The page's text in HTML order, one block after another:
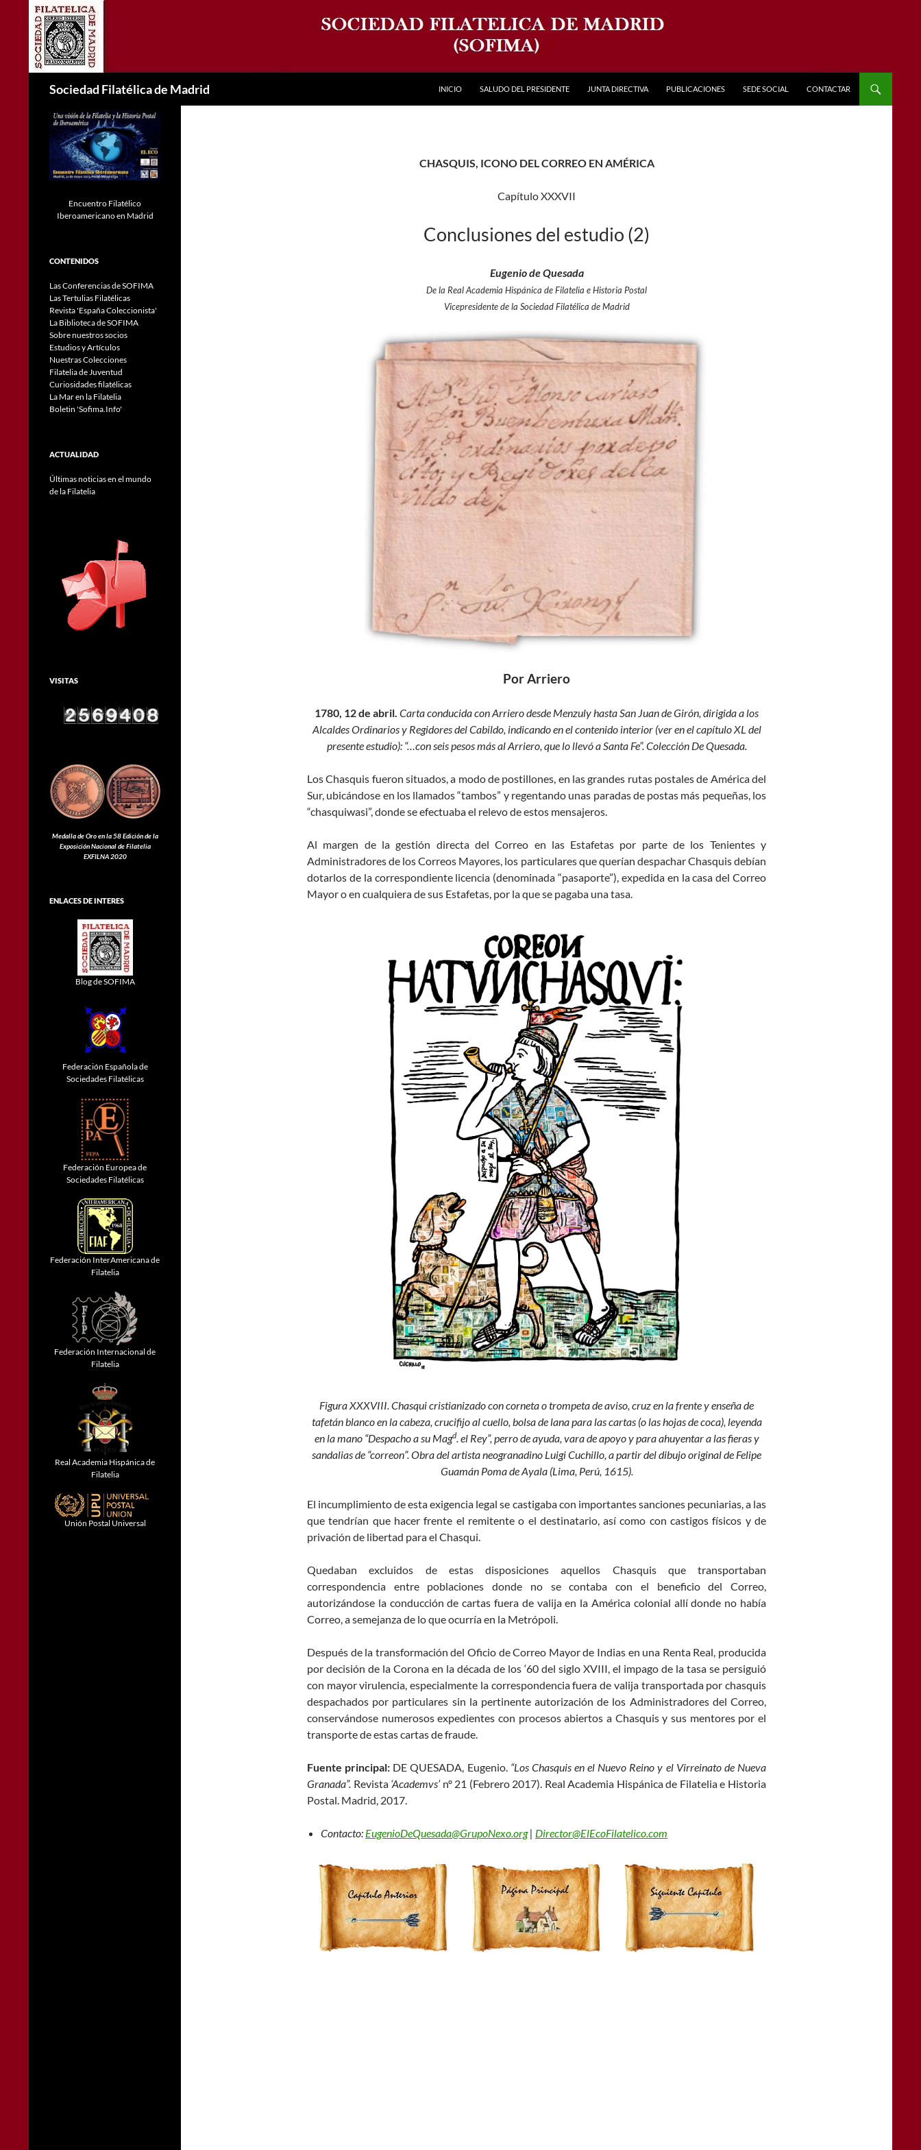
contenido
Sociedad Filatélica de Madrid INICIO SALUDO DEL PRESIDENTE JUNTA DIRECTIVA PUBLICACIONES SEDE SOCIAL CONTACTAR
CHASQUIS, ICONO DEL CORREO EN AMÉRICA
Capítulo XXXVII
Conclusiones del estudio (2)
Eugenio de Quesada
De la Real Academia Hispánica de Filatelia e Historia Postal
Vicepresidente de la Sociedad Filatélica de Madrid
Por Arriero
1780, 12 de abril. Carta conducida con Arriero desde Menzuly hasta San Juan de Girón, dirigida a los
Alcaldes Ordinarios y Regidores del Cabildo, indicando en el contenido interior (ver en el capítulo XL del
presente estudio): “…con seis pesos más al Arriero, que lo llevó a Santa Fe”. Colección De Quesada.
Los Chasquis fueron situados, a modo de postillones, en las grandes rutas postales de América del
Sur, ubicándose en los llamados “tambos” y regentando unas paradas de postas más pequeñas, los
“chasquiwasi”, donde se efectuaba el relevo de estos mensajeros.
Al margen de la gestión directa del Correo en las Estafetas por parte de los Tenientes y
Administradores de los Correos Mayores, los particulares que querían despachar Chasquis debían
dotarlos de la correspondiente licencia (denominada “pasaporte”), expedida en la casa del Correo
Mayor o en cualquiera de sus Estafetas, por la que se pagaba una tasa.
Figura XXXVIII. Chasqui cristianizado con corneta o trompeta de aviso, cruz en la frente y enseña de
tafetán blanco en la cabeza, crucifijo al cuello, bolsa de lana para las cartas (o las hojas de coca), leyenda
en la mano “Despacho a su Magd. el Rey”, perro de ayuda, vara de apoyo y para ahuyentar a las fieras y
sandalias de “correon”. Obra del artista neogranadino Luigi Cuchillo, a partir del dibujo original de Felipe
Guamán Poma de Ayala (Lima, Perú, 1615).
El incumplimiento de esta exigencia legal se castigaba con importantes sanciones pecuniarias, a las
que tendrían que hacer frente el remitente o el destinatario, así como con castigos físicos y de
privación de libertad para el Chasqui.
Quedaban excluidos de estas disposiciones aquellos Chasquis que transportaban
correspondencia entre poblaciones donde no se contaba con el beneficio del Correo,
autorizándose la conducción de cartas fuera de valija en la América colonial allí donde no había
Correo, a semejanza de lo que ocurría en la Metrópoli.
Después de la transformación del Oficio de Correo Mayor de Indias en una Renta Real, producida
por decisión de la Corona en la década de los ‘60 del siglo XVIII, el impago de la tasa se persiguió
con mayor virulencia, especialmente la correspondencia fuera de valija transportada por chasquis
despachados por particulares sin la pertinente autorización de los Administradores del Correo,
conservándose numerosos expedientes con procesos abiertos a Chasquis y sus mentores por el
transporte de estas cartas de fraude.
Fuente principal: DE QUESADA, Eugenio. “Los Chasquis en el Nuevo Reino y el Virreinato de Nueva
Granada”. Revista ‘Academvs’nº 21 (Febrero 2017). Real Academia Hispánica de Filatelia e Historia
Postal. Madrid, 2017.
Contacto: EugenioDeQuesada@GrupoNexo.org| Director@ElEcoFilatelico.com
Encuentro Filatélico
Iberoamericano en Madrid
CONTENIDOS
Las Conferencias de SOFIMA
Las Tertulias Filatélicas
Revista 'España Coleccionista'
La Biblioteca de SOFIMA
Sobre nuestros socios
Estudios y Artículos
Nuestras Colecciones
Filatelia de Juventud
Curiosidades filatélicas
La Mar en la Filatelia
Boletin 'Sofima.Info'
ACTUALIDAD
Últimas noticias en el mundo
de la Filatelia
VISITAS
Medalla de Oro en la 58 Edición de la
Exposición Nacional de Filatelia
EXFILNA 2020
ENLACES DE INTERES
Blog de SOFIMA
Federación Española de
Sociedades Filatélicas
Federación Europea de
Sociedades Filatélicas
Federación InterAmericana de
Filatelia
Federación Internacional de
Filatelia
Real Academia Hispánica de
Filatelia
Unión Postal Universal